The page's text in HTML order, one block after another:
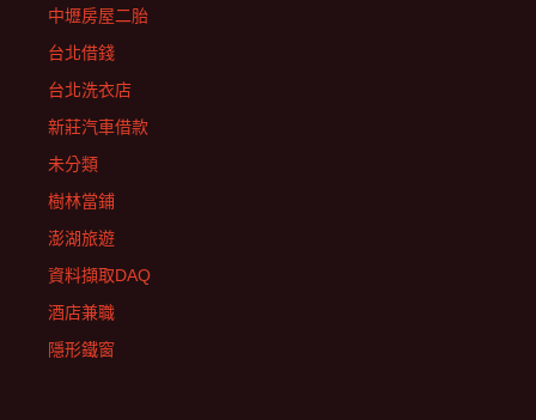
中壢房屋二胎
台北借錢
台北洗衣店
新莊汽車借款
未分類
樹林當鋪
澎湖旅遊
資料擷取DAQ
酒店兼職
隱形鐵窗